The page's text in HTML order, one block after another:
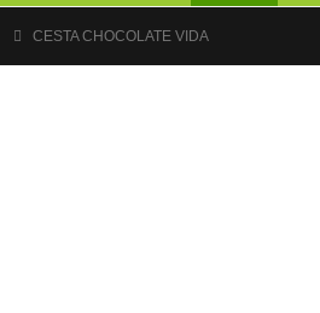
CESTA CHOCOLATE VIDA